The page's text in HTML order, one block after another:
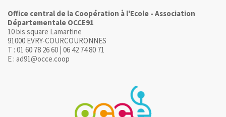
Office central de la Coopération à l'Ecole - Association
Départementale OCCE91
10 bis square Lamartine
91000 EVRY-COURCOURONNES
T : 01 60 78 26 60 | 06 42 74 80 71
E : ad91@occe.coop